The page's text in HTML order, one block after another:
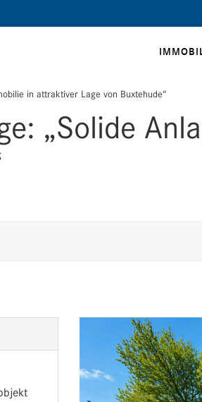
in attraktiver Lage von Buxtehude“
„Solide